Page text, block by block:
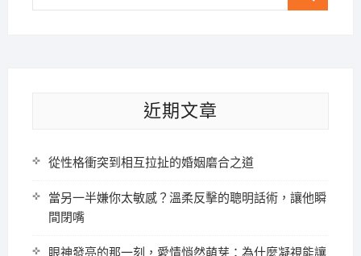
近期文章
從性格衝突到相互拉扯的婚姻磨合之道
當另一半嫌你太敏感？溫柔反擊的聰明話術，讓他瞬
間閉嘴
眼神發亮的那一刻，愛情悄然萌芽：為什麼凝視能讓